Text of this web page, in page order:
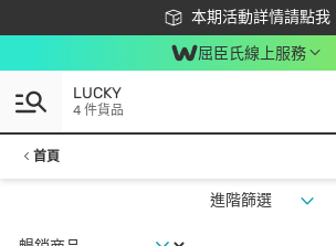
本期活動詳情請點我
下載app最高回饋$350
屈臣氏線上服務
LUCKY
4 件貨品
首頁
進階篩選